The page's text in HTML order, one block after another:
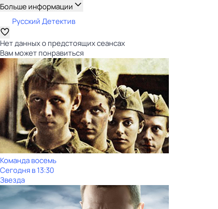
Больше информации
Русский Детектив
Нет данных о предстоящих сеансах
Вам может понравиться
Команда восемь
Сегодня в 13:30
Звезда